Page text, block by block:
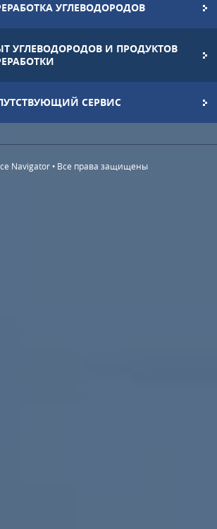
УГЛЕВОДОРОДОВ
УГЛЕВОДОРОДОВ И ПРОДУКТОВ
СЕРВИС
Navigator • Все права защищены